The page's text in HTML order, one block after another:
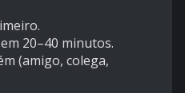
20–40 minutos.
(amigo, colega,